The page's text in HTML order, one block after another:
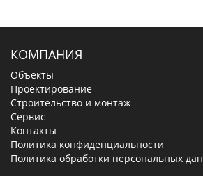
КОМПАНИЯ
Объекты
Проектирование
Строительство и монтаж
Сервис
Контакты
Политика конфиденциальности
Политика обработки персональных